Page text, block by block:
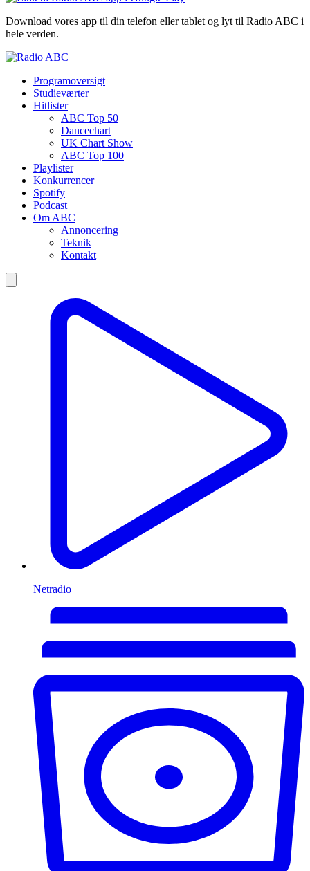
Download vores app til din telefon eller tablet og lyt til Radio ABC i
hele verden.
Programoversigt
Studieværter
Hitlister
ABC Top 50
Dancechart
UK Chart Show
ABC Top 100
Playlister
Konkurrencer
Spotify
Podcast
Om ABC
Annoncering
Teknik
Kontakt
Netradio